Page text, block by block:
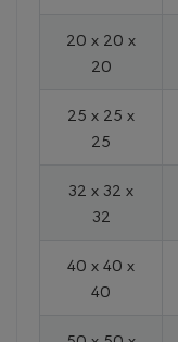
20 x 20 x
20
25 x 25 x
25
32 x 32 x
32
40 x 40 x
40